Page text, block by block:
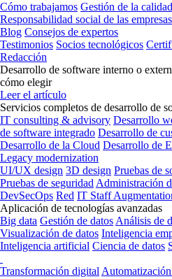
Cómo trabajamos Gestión de la calidad
Responsabilidad social de las empresas
Blog Consejos de expertos
Testimonios Socios tecnológicos
Redacción
Desarrollo de software interno o
cómo elegir
Leer el artículo
Servicios completos de desarrollo de
IT consulting & advisory Desarrollo
de software integrado Desarrollo de
Desarrollo de la Cloud Desarrollo de
Legacy modernization
UI/UX design 3D design Pruebas de
Pruebas de seguridad Administración
DevSecOps Red IT Staff
Aplicación de tecnologías avanzadas
Big data Gestión de datos Análisis de
Visualización de datos Inteligencia
Inteligencia artificial Ciencia de datos
Transformación digital Automatización